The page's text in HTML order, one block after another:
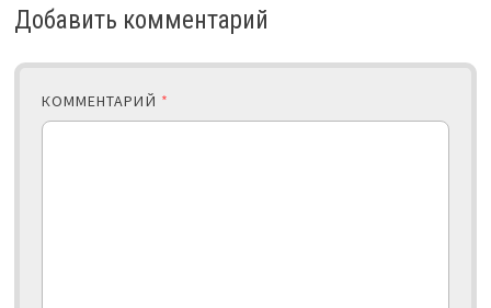
Добавить комментарий
КОММЕНТАРИЙ *